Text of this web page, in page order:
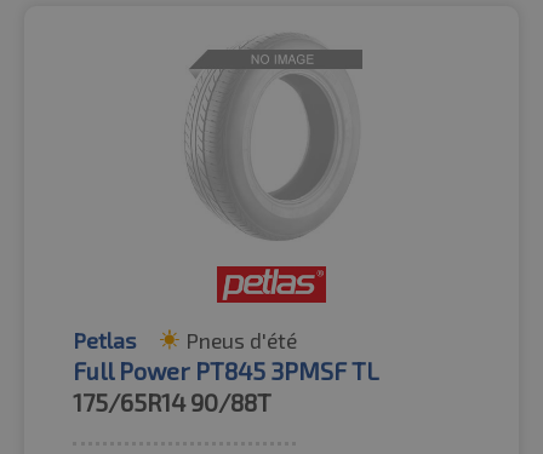
Petlas Pneus d'été
Full Power PT845 3PMSF TL
175/65R14 90/88T